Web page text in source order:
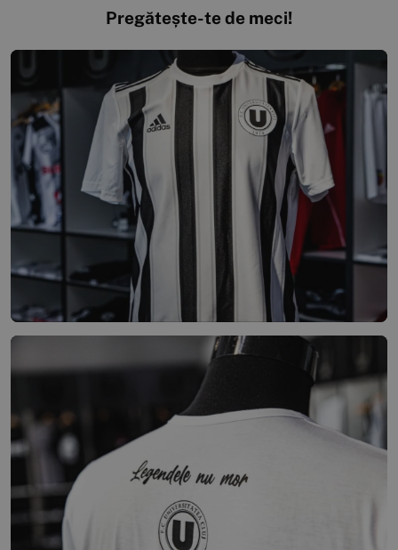
Pregătește-te de meci!